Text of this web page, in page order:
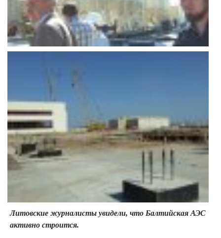
Литовские журналисты увидели, что Балтийская АЭС
активно строится.